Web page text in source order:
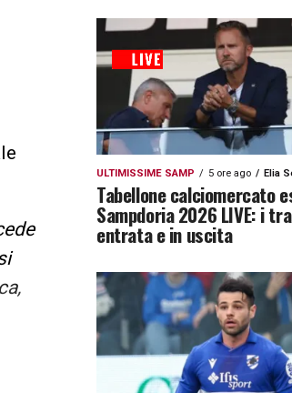
ULTIMISSIME SAMP 5 ore ago Elia
Tabellone calciomercato
Sampdoria 2026 LIVE: i
entrata e in uscita